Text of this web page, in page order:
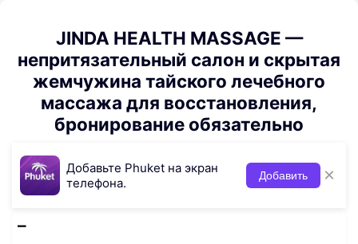
JINDA HEALTH MASSAGE —
непритязательный салон и скрытая
жемчужина тайского лечебного
массажа для восстановления,
бронирование обязательно
Добавьте Phuket на экран
телефона.
Добавить ×